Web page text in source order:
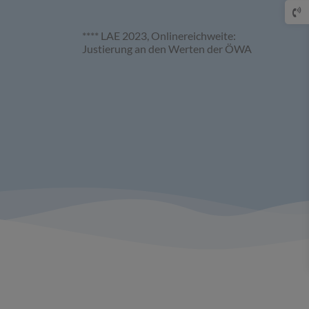
**** LAE 2023, Onlinereichweite:
Justierung an den Werten der ÖWA